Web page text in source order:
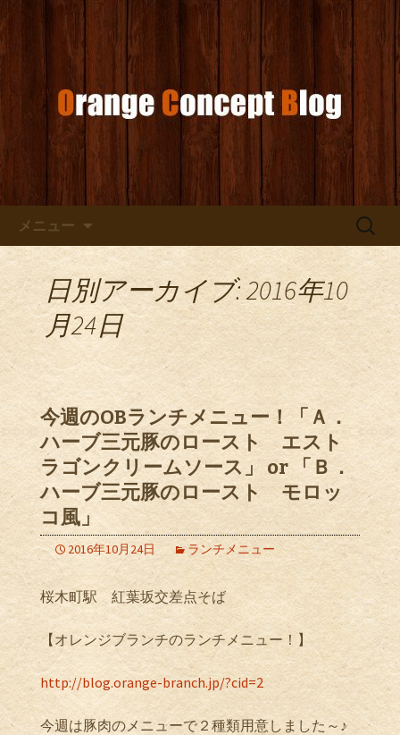
オレンジコンセプトブログ
お店からのお知らせ
メニュー
検
日別アーカイブ: 2016年10
月24日
今週のOBランチメニュー！「Ａ．
ハーブ三元豚のロースト エスト
ラゴンクリームソース」 or 「Ｂ．
ハーブ三元豚のロースト モロッ
コ風」
2016年10月24日 ランチメニュー
桜木町駅 紅葉坂交差点そば
【オレンジブランチのランチメニュー！】
http://blog.orange-branch.jp/?cid=2
今週は豚肉のメニューで２種類用意しました～♪